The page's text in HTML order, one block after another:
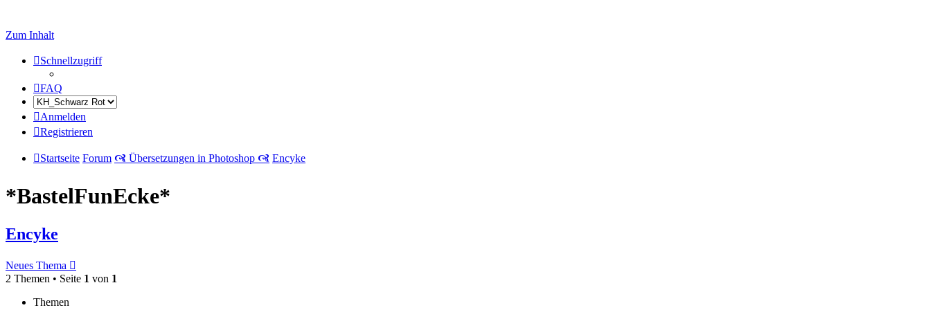
Zum Inhalt
Schnellzugriff
FAQ
Anmelden
Registrieren
Startseite Forum 🙧 Übersetzungen in Photoshop 🙧 Encyke
*BastelFunEcke*
Encyke
Neues Thema
2 Themen • Seite 1 von 1
Themen